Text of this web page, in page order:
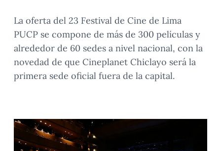
La oferta del 23 Festival de Cine de Lima
PUCP se compone de más de 300 películas y
alrededor de 60 sedes a nivel nacional, con la
novedad de que Cineplanet Chiclayo será la
primera sede oficial fuera de la capital.